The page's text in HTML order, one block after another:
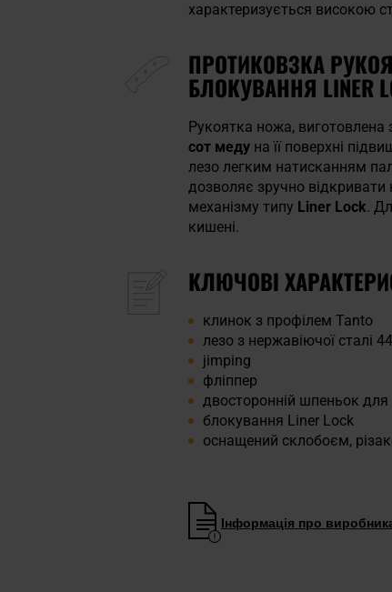
характеризується високою
ПРОТИКОВЗКА
БЛОКУВАННЯ LINER
Рукоятка ножа, виготовлена
сот меду на її поверхні
лезо легким натисканням
дозволяє зручно
механізму типу Liner Lock.
кишені.
КЛЮЧОВІ
клинок з профілем Tanto
лезо з нержавіючої сталі
jimping
фліппер
двосторонній шпеньок
блокування Liner Lock
оснащений склобоєм,
Інформація про